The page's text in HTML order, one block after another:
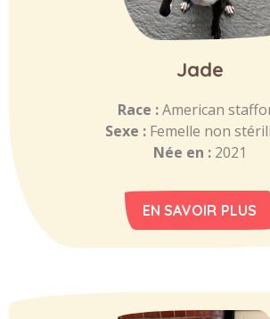
Jade
Race :American
Sexe : Femelle non
Née en : 2021
EN SAVOIR PLUS